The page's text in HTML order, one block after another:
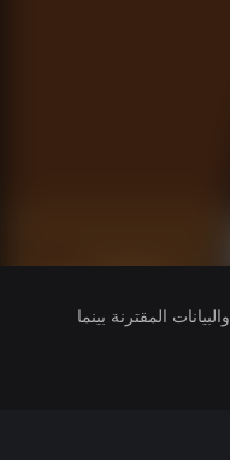
يتلقى ناشرو الألعاب التي تقوم بتشغيلها وصولاً إلى معلومات ملف تعريفك في Xbox والبيانات المقترنة بينما